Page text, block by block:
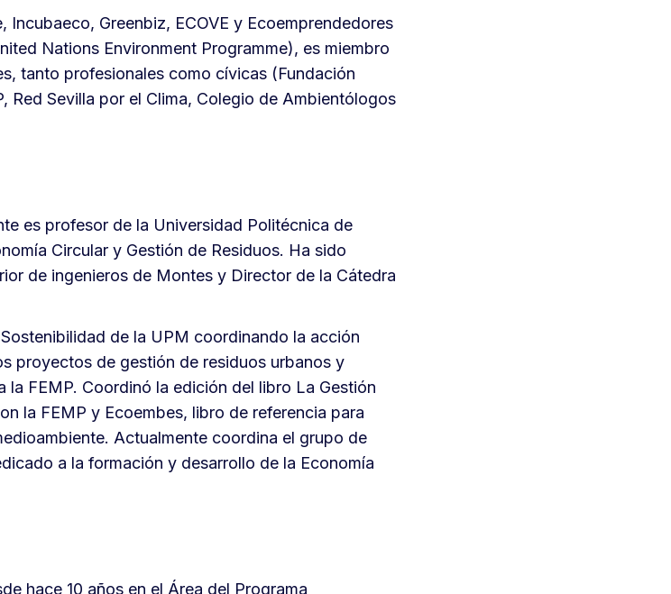
Greenbiz, ECOVE y Ecoemprendedores
Nations Environment Programme), es miembro
tanto profesionales como cívicas (Fundación
Red Sevilla por el Clima, Colegio de Ambientólogos
es profesor de la Universidad Politécnica de
Circular y Gestión de Residuos. Ha sido
de ingenieros de Montes y Director de la Cátedra
de la UPM coordinando la acción
proyectos de gestión de residuos urbanos y
la FEMP. Coordinó la edición del libro La Gestión
la FEMP y Ecoembes, libro de referencia para
Actualmente coordina el grupo de
a la formación y desarrollo de la Economía
hace 10 años en el Área del Programa